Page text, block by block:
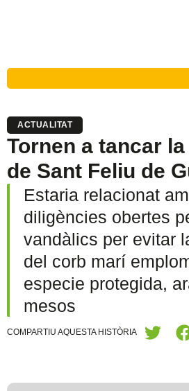
ACTUALITAT
Tornen a tancar
de Sant Feliu de
Estaria relacionat
diligències obertes
vandàlics per evitar
del corb marí
especie protegida,
mesos
COMPARTIU AQUESTA HISTÒRIA